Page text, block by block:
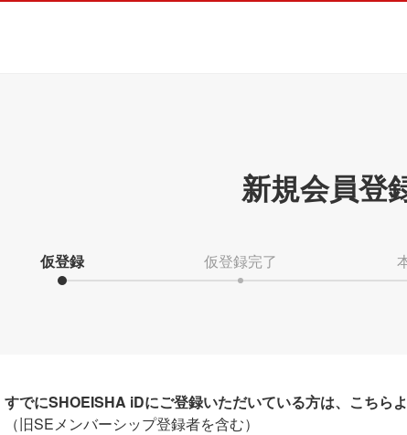
新規会員登
仮登録 仮登録完了
すでにSHOEISHA iDにご登録いただいている方は、こちら
（旧SEメンバーシップ登録者を含む）